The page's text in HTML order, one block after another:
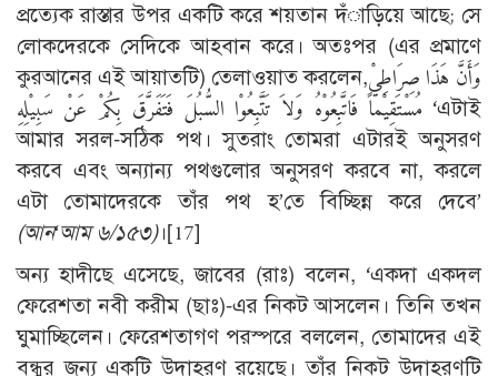
প্রত্যেক রাস্তার উপর একটি করে শয়তান দঁাড়িয়ে আছে; সে
লোকদেরকে সেদিকে আহবান করে। অতঃপর (এর প্রমাণে
কুরআনের এই আয়াতটি) তেলাওয়াত করলেন,وَأَنَّ هَذَا صِرَاطِيْ
مُسْتَقِيْماً فَاتَّبِعُوْهُ وَلاَ تَتَّبِعُوْا السُّبُلَ فَتَفَرَّقَ بِكُمْ عَنْ سَبِيْلِهِ ‘এটাই
আমার সরল-সঠিক পথ। সুতরাং তোমরা এটারই অনুসরণ
করবে এবং অন্যান্য পথগুলোর অনুসরণ করবে না, করলে
এটা তোমাদেরকে তাঁর পথ হ’তে বিচ্ছিন্ন করে দেবে’
(আন‘আম ৬/১৫৩)।[17]
অন্য হাদীছে এসেছে, জাবের (রাঃ) বলেন, ‘একদা একদল
ফেরেশতা নবী করীম (ছাঃ)-এর নিকট আসলেন। তিনি তখন
ঘুমাচ্ছিলেন। ফেরেশতাগণ পরস্পরে বললেন, তোমাদের এই
বন্ধুর জন্য একটি উদাহরণ রয়েছে। তাঁর নিকট উদাহরণটি